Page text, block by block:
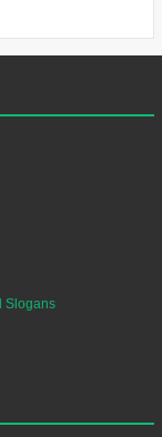
Slogans